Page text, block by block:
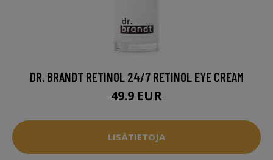
DR. BRANDT RETINOL 24/7 RETINOL EYE CREAM
49.9 EUR
LISÄTIETOJA